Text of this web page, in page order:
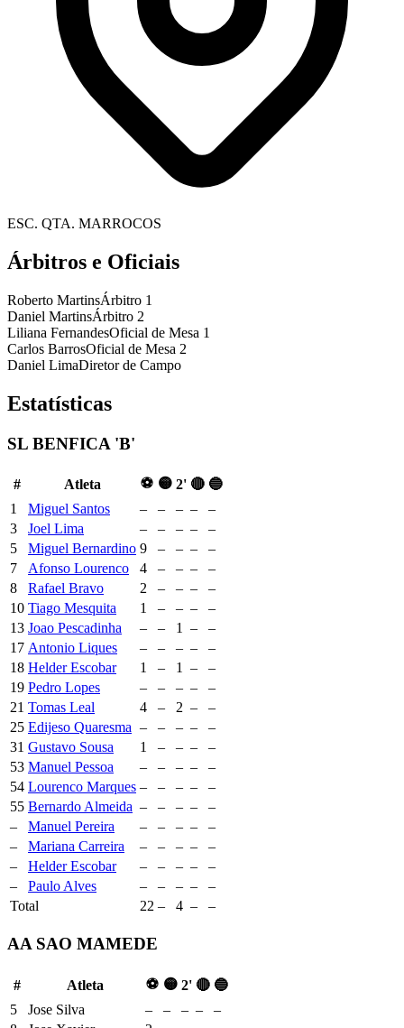
ESC. QTA. MARROCOS
Árbitros e Oficiais
Roberto MartinsÁrbitro 1
Daniel MartinsÁrbitro 2
Liliana FernandesOficial de Mesa 1
Carlos BarrosOficial de Mesa 2
Daniel LimaDiretor de Campo
Estatísticas
SL BENFICA 'B'
# Atleta ⚽ 🟡 2' 🔴 🔵
1
Miguel Santos – – – –
–
3
Joel Lima – – – –
–
5
Miguel Bernardino 9 – – –
–
7
Afonso Lourenco 4 – – –
–
8
Rafael Bravo 2 – – –
–
10 Tiago Mesquita 1 – – –
–
13 Joao Pescadinha – – 1 –
–
17 Antonio Liques – – – –
–
18 Helder Escobar 1 – 1 –
–
19 Pedro Lopes – – – –
–
21 Tomas Leal 4 – 2 –
–
25 Edijeso Quaresma – – – –
–
31 Gustavo Sousa 1 – – –
–
53 Manuel Pessoa – – – –
–
54 Lourenco Marques – – – –
–
55 Bernardo Almeida – – – –
–
–
Manuel Pereira – – – –
–
–
Mariana Carreira – – – –
–
–
Helder Escobar – – – –
–
–
Paulo Alves – – – –
–
Total
22 – 4 – –
AA SAO MAMEDE
# Atleta ⚽ 🟡 2' 🔴 🔵
5
Jose Silva – – – –
–